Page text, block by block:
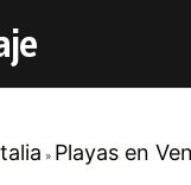
Playas en